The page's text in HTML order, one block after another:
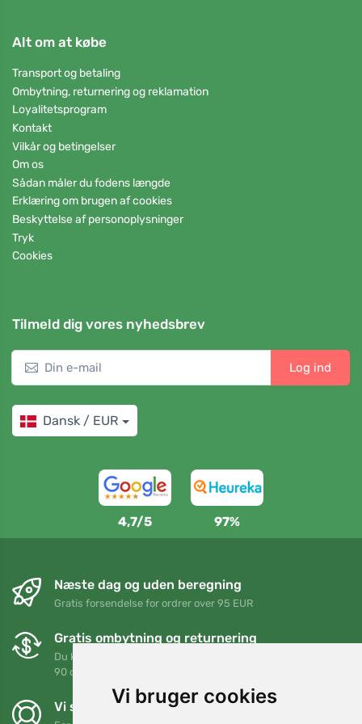
Vi bruger cookies
Alt om at købe
Transport og betaling
Ombytning, returnering og reklamation
Loyalitetsprogram
Kontakt
Vilkår og betingelser
Om os
Sådan måler du fodens længde
Erklæring om brugen af cookies
Beskyttelse af personoplysninger
Tryk
Cookies
Tilmeld dig vores nyhedsbrev
Log ind
Dansk / EUR
4,7/5 97%
Næste dag og uden beregning
Gratis forsendelse for ordrer over 95 EUR
Gratis ombytning og returnering
Du kan returnere eller bytte din ordre når som helst inden for
90 dage
Vi støtter Trees.org